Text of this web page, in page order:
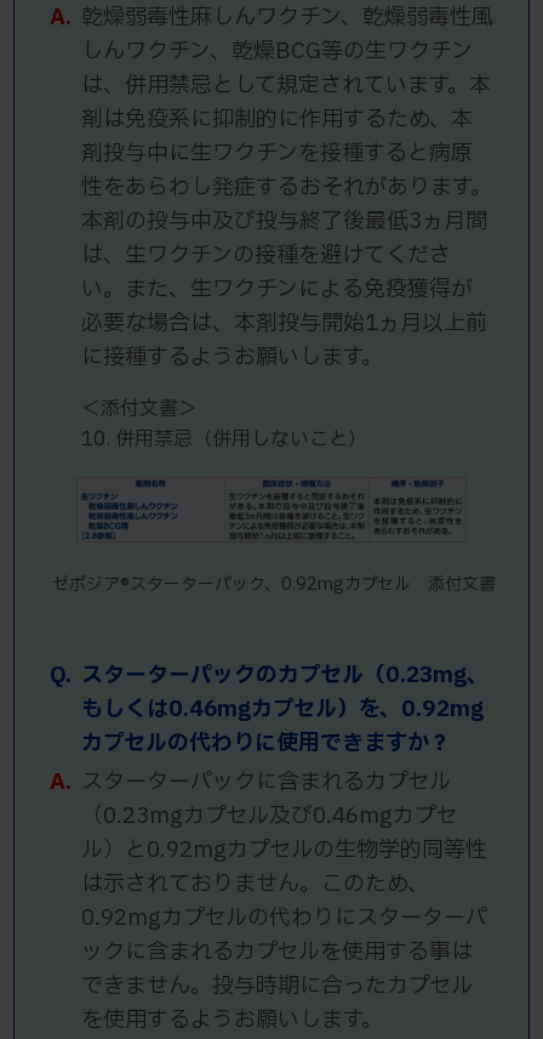
A. 乾燥弱毒性麻しんワクチン、乾燥弱毒性風
しんワクチン、乾燥BCG等の生ワクチン
は、併用禁忌として規定されています。本
剤は免疫系に抑制的に作用するため、本
剤投与中に生ワクチンを接種すると病原
性をあらわし発症するおそれがあります。
本剤の投与中及び投与終了後最低3ヵ月間
は、生ワクチンの接種を避けてくださ
い。また、生ワクチンによる免疫獲得が
必要な場合は、本剤投与開始1ヵ月以上前
に接種するようお願いします。
＜添付文書＞
10. 併用禁忌（併用しないこと）
ゼポジア®スターターパック、0.92mgカプセル 添付文書
Q. スターターパックのカプセル（0.23mg、
もしくは0.46mgカプセル）を、0.92mg
カプセルの代わりに使用できますか？
A. スターターパックに含まれるカプセル
（0.23mgカプセル及び0.46mgカプセ
ル）と0.92mgカプセルの生物学的同等性
は示されておりません。このため、
0.92mgカプセルの代わりにスターターパ
ックに含まれるカプセルを使用する事は
できません。投与時期に合ったカプセル
を使用するようお願いします。